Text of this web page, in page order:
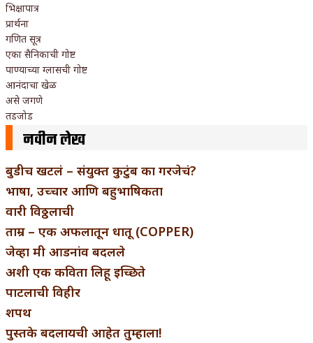
भिक्षापात्र
प्रार्थना
गणित सूत्र
एका सैनिकाची गोष्ट
पाण्याच्या ग्लासची गोष्ट
आनंदाचा खेळ
असे जगणे
तडजोड
नवीन लेख
बुडीच खटलं – संयुक्त कुटुंब का गरजेचं?
भाषा, उच्चार आणि बहुभाषिकता
वारी विठ्ठलाची
ताम्र – एक अफलातून धातू (COPPER)
जेव्हा मी आडनांव बदलले
अशी एक कविता लिहू इच्छिते
पाटलाची विहीर
शपथ
पुस्तके बदलायची आहेत तुम्हाला!